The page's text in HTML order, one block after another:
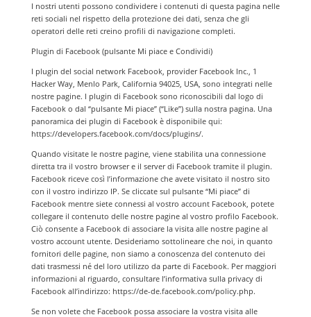
I nostri utenti possono condividere i contenuti di questa pagina nelle
reti sociali nel rispetto della protezione dei dati, senza che gli
operatori delle reti creino profili di navigazione completi.
Plugin di Facebook (pulsante Mi piace e Condividi)
I plugin del social network Facebook, provider Facebook Inc., 1
Hacker Way, Menlo Park, California 94025, USA, sono integrati nelle
nostre pagine. I plugin di Facebook sono riconoscibili dal logo di
Facebook o dal “pulsante Mi piace” (“Like”) sulla nostra pagina. Una
panoramica dei plugin di Facebook è disponibile qui:
https://developers.facebook.com/docs/plugins/.
Quando visitate le nostre pagine, viene stabilita una connessione
diretta tra il vostro browser e il server di Facebook tramite il plugin.
Facebook riceve così l’informazione che avete visitato il nostro sito
con il vostro indirizzo IP. Se cliccate sul pulsante “Mi piace” di
Facebook mentre siete connessi al vostro account Facebook, potete
collegare il contenuto delle nostre pagine al vostro profilo Facebook.
Ciò consente a Facebook di associare la visita alle nostre pagine al
vostro account utente. Desideriamo sottolineare che noi, in quanto
fornitori delle pagine, non siamo a conoscenza del contenuto dei
dati trasmessi né del loro utilizzo da parte di Facebook. Per maggiori
informazioni al riguardo, consultare l’informativa sulla privacy di
Facebook all’indirizzo: https://de-de.facebook.com/policy.php.
Se non volete che Facebook possa associare la vostra visita alle